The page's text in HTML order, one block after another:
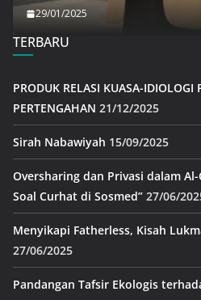
29/01/2025
TERBARU
PRODUK RELASI KUASA-IDIOLOGI
PERTENGAHAN 21/12/2025
Sirah Nabawiyah 15/09/2025
Oversharing dan Privasi dalam Al-
Soal Curhat di Sosmed” 27/06/
Menyikapi Fatherless, Kisah
27/06/2025
Pandangan Tafsir Ekologis